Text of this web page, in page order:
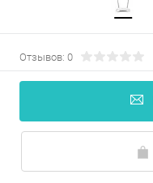
Отзывов: 0